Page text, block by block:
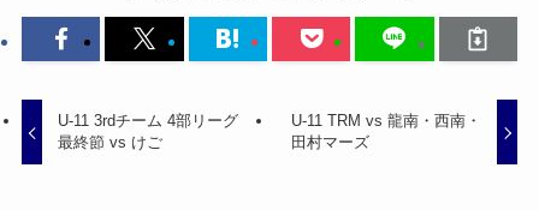
U-11 3rdチーム 4部リーグ
最終節 vs けご
U-11 TRM vs 龍南・西南・
田村マーズ